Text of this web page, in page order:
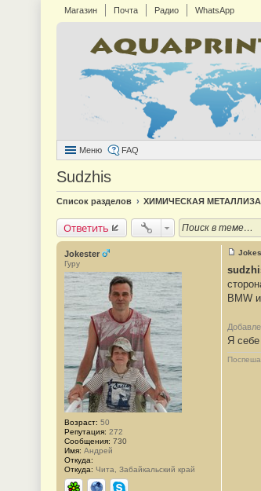
Магазин Почта Радио WhatsApp
Меню FAQ
Sudzhis
Список разделов ХИМИЧЕСКАЯ
Ответить
Jokester
Гуру
Возраст: 50
Репутация: 272
Сообщения: 730
Имя: Андрей
Откуда:
Откуда: Чита, Забайкальский край
о
б
щ
и
#
2
8
BMW
Я